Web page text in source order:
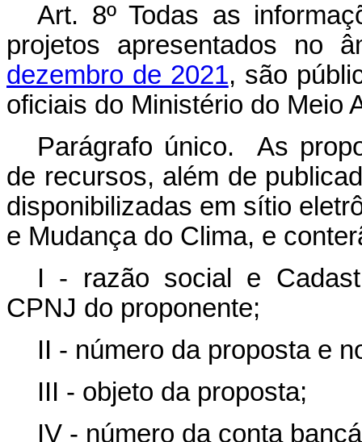
Art. 8º Todas as
projetos apresentados no
dezembro de 2021, são
oficiais do Ministério do Meio
Parágrafo único. As
de recursos, além de
disponibilizadas em sítio
e Mudança do Clima, e
I - razão social e
CPNJ do proponente;
II - número da proposta e
III - objeto da proposta;
IV - número da conta